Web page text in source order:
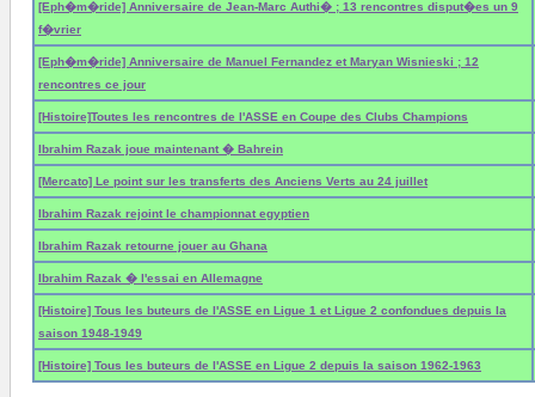
[Eph�m�ride] Anniversaire de Jean-Marc Authi� ; 13 rencontres disput�es un 9
f�vrier
[Eph�m�ride] Anniversaire de Manuel Fernandez et Maryan Wisnieski ; 12
rencontres ce jour
[Histoire]Toutes les rencontres de l'ASSE en Coupe des Clubs Champions
Ibrahim Razak joue maintenant � Bahrein
[Mercato] Le point sur les transferts des Anciens Verts au 24 juillet
Ibrahim Razak rejoint le championnat egyptien
Ibrahim Razak retourne jouer au Ghana
Ibrahim Razak � l'essai en Allemagne
[Histoire] Tous les buteurs de l'ASSE en Ligue 1 et Ligue 2 confondues depuis la
saison 1948-1949
[Histoire] Tous les buteurs de l'ASSE en Ligue 2 depuis la saison 1962-1963